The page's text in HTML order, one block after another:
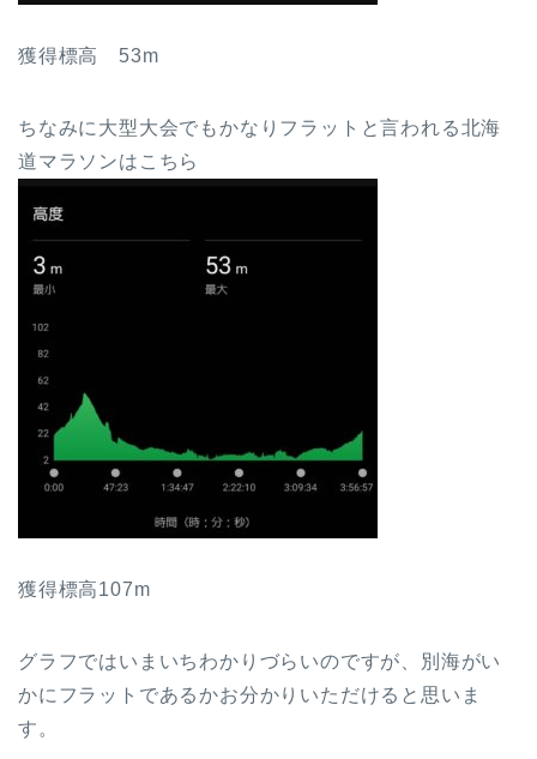
獲得標高 53m
ちなみに大型大会でもかなりフラットと言われる北海
道マラソンはこちら
獲得標高107m
グラフではいまいちわかりづらいのですが、別海がい
かにフラットであるかお分かりいただけると思いま
す。